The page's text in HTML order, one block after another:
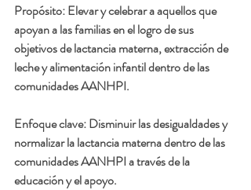
Propósito: Elevar y celebrar a aquellos que
apoyan a las familias en el logro de sus
objetivos de lactancia materna, extracción de
leche y alimentación infantil dentro de las
comunidades AANHPI.
Enfoque clave: Disminuir las desigualdades y
normalizar la lactancia materna dentro de las
comunidades AANHPI a través de la
educación y el apoyo.